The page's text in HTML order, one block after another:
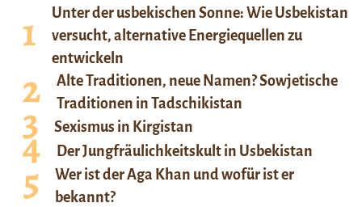
Unter der usbekischen Sonne: Wie Usbekistan
versucht, alternative Energiequellen zu
entwickeln
Alte Traditionen, neue Namen? Sowjetische
Traditionen in Tadschikistan
Sexismus in Kirgistan
Der Jungfräulichkeitskult in Usbekistan
Wer ist der Aga Khan und wofür ist er
bekannt?